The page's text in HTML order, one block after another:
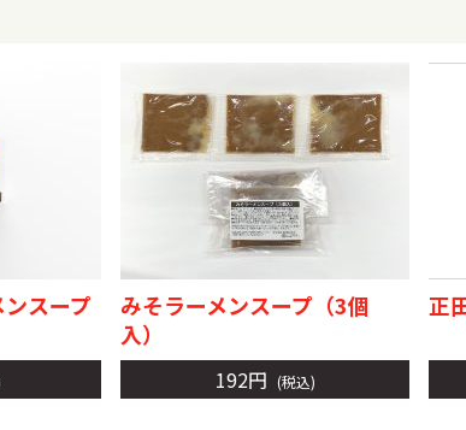
スープ
みそラーメンスープ（3個
入）
192円 税込
正